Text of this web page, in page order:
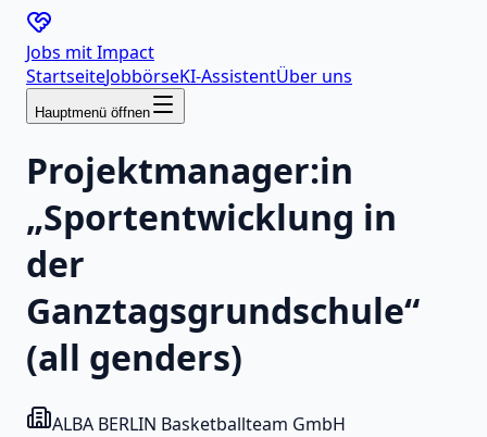
Jobs mitImpact
StartseiteJobbörseKI-AssistentÜber uns
Hauptmenü öffnen
Projektmanager:in
„Sportentwicklung in
der
Ganztagsgrundschule“
(all genders)
ALBA BERLIN Basketballteam GmbH